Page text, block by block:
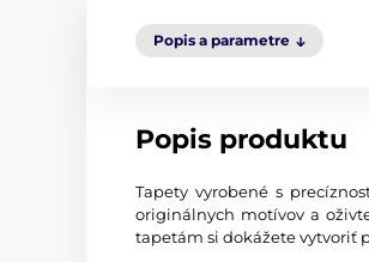
Popis a parametre
Popis produktu
Tapety vyrobené s
originálnych motívov a
tapetám si dokážete vytvoriť